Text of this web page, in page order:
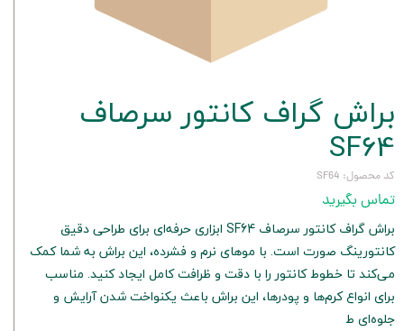
براش گراف كانتور سرصاف
SF64
کد محصول: SF64
تماس بگیرید
براش گراف كانتور سرصاف SF64 ابزاری حرفه‌ای برای طراحی دقیق
کانتورینگ صورت است. با موهای نرم و فشرده، این براش به شما کمک
می‌کند تا خطوط کانتور را با دقت و ظرافت کامل ایجاد کنید. مناسب
برای انواع کرم‌ها و پودرها، این براش باعث یکنواخت شدن آرایش و
جلوه‌ای ط